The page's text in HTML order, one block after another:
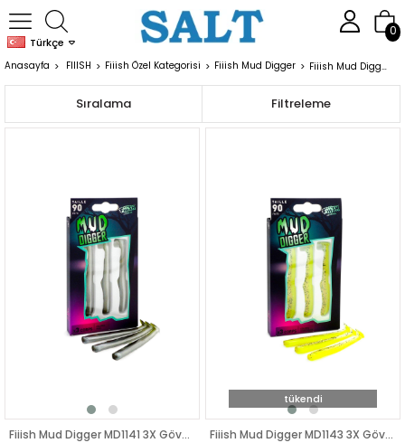
Türkçe
0
Anasayfa FIIISH Fiiish Özel Kategorisi Fiiish Mud Digger Fiiish Mud Digger Gövdeler
Filtreleme
Sıralama
Fiiish Mud Digger MD1141 3X Gövde Kaki Silikon Yem
tükendi
Fiiish Mud Digger MD1143 3X Gövde Chart Reuse Silikon Yem